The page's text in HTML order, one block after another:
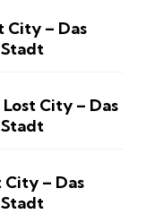
City – Das
City – Das
City – Das